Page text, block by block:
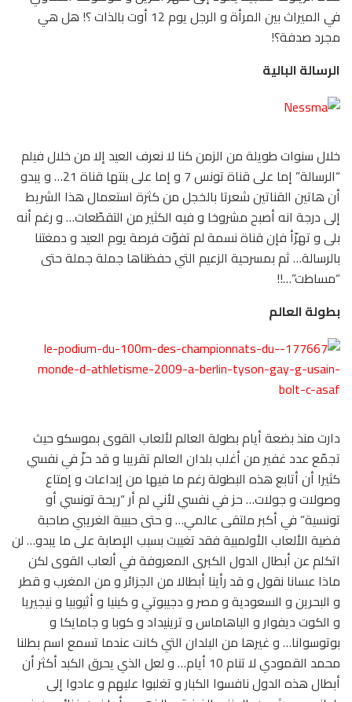
في الميراث بين المرأة و الرجل يوم 12 أوت بالذات ؟! هل هي
مجرد صدفة؟!
الرسالة البالية
خلال سنوات طويلة من الزمن كنا لا نعرف العيد إلا من خلال فيلم
“الرسالة” إما على قناة تونس 7 و إما على بنتها قناة 21… و يبدو
أن هاتين القناتين شعرتا بالخجل من كثرة استعمال هذا الشريط
إلى درجة انه أصبح مشروخا و فيه الكثير من التقطّعات… و رغم أنه
بلى و تهرّأ فإن قناة نسمة لم تفوّت فرصة يوم العيد و دمغتنا
بالرسالة… ثم بمسرحية الزعيم التي حفظناها جملة جملة حتى
“مساطت”…!!
بطولة العالم
دارت منذ بضعة أيام بطولة العالم لألعاب القوى بموسكو حيث
تجمّع عدد غفير من أغلب بلدان العالم تقريبا و قد حزّ في نفسي
كثيرا أن أتابع هذه البطولة رغم ما فيها من إبداعات و إمتاع
وصولات و جولات… حز في نفسي لأني لم أر “ريحة تونسي أو
تونسية” في أكبر ملتقى عالمي… و حتى حبيبة الغريبي صاحبة
فضية الألعاب الأولمبية فقد تغيبت بسبب الإصابة على ما يبدو… لن
اتكلم عن أبطال الدول الكبرى المعروفة في ألعاب القوى لكن
ماذا عسانا نقول و قد رأينا أبطالا من الجزائر و من المغرب و قطر
و البحرين و السعودية و مصر و دجيبوتي و كينيا و أثيوبيا و نيجيريا
و الكوت ديفوار و الباهاماس و ترينيداد و كوبا و جامايكا و
بوتوسوانا… و غيرها من البلدان التي كانت عندما تسمع اسم بطلنا
محمد القمودي لا تنام 10 أيام… و لعل الذي يحرق الكبد أكثر أن
أبطال هذه الدول نافسوا الكبار و تغلبوا عليهم و عادوا إلى